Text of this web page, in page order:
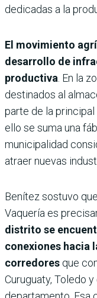
dedicadas a la
El movimiento
desarrollo de
productiva. En la
destinados al
parte de la
ello se suma una
municipalidad
atraer nuevas
Benítez sostuvo
Vaquería es
distrito se
conexiones hacia
corredores que
Curuguaty, Toledo